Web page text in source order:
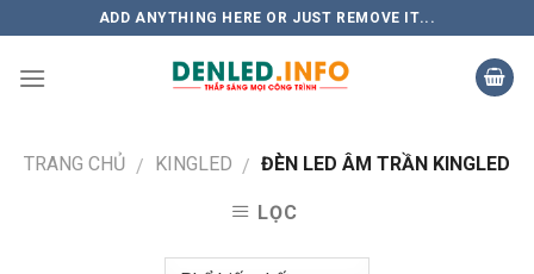
to
content
ADD ANYTHING HERE OR JUST REMOVE IT...
TRANG CHỦ / KINGLED / ĐÈN LED ÂM TRẦN KINGLED
LỌC